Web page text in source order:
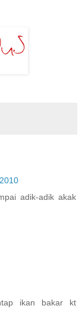
adik-adik akak
ikan bakar kt